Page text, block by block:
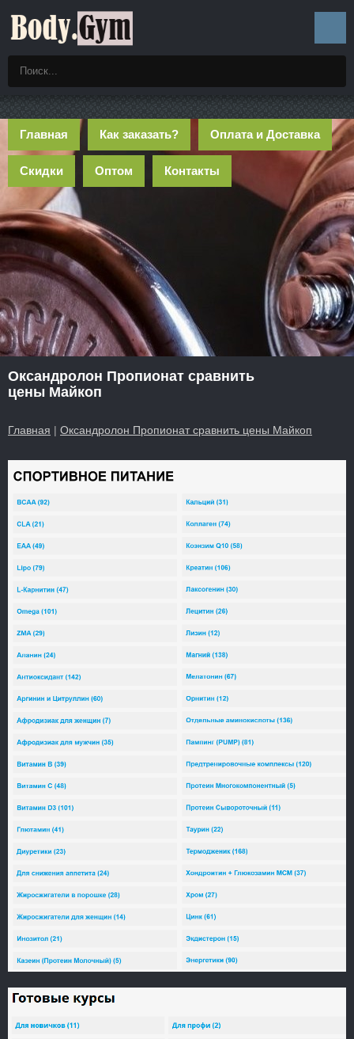
Главная Как заказать? Оплата и Доставка
Скидки Оптом Контакты
Оксандролон Пропионат сравнить
цены Майкоп
Главная | Оксандролон Пропионат сравнить цены Майкоп